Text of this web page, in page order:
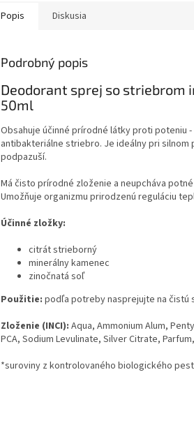
Popis Diskusia
Podrobný popis
Deodorant sprej so striebrom
50ml
Obsahuje účinné prírodné látky proti poteniu
antibakteriálne striebro. Je ideálny pri silnom
podpazuší.
Má čisto prírodné zloženie a neupcháva
Umožňuje organizmu prirodzenú reguláciu
Účinné zložky:
citrát strieborný
minerálny kamenec
zinočnatá soľ
Použitie: podľa potreby nasprejujte na čistú
Zloženie (INCI): Aqua, Ammonium Alum,
PCA, Sodium Levulinate, Silver Citrate,
*suroviny z kontrolovaného biologického